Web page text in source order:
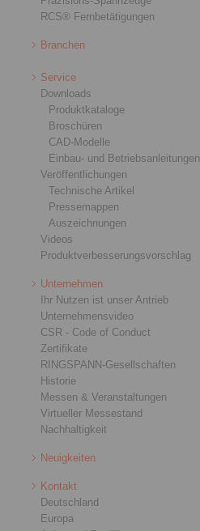
RCS® Fernbetätigungen
Branchen
Service
Downloads
Produktkataloge
Broschüren
CAD-Modelle
Einbau- und Betriebsanleitungen
Veröffentlichungen
Technische Artikel
Pressemappen
Auszeichnungen
Videos
Produktverbesserungsvorschlag
Unternehmen
Ihr Nutzen ist unser Antrieb
Unternehmensvideo
CSR - Code of Conduct
Zertifikate
RINGSPANN-Gesellschaften
Historie
Messen & Veranstaltungen
Virtueller Messestand
Nachhaltigkeit
Neuigkeiten
Kontakt
Deutschland
Europa